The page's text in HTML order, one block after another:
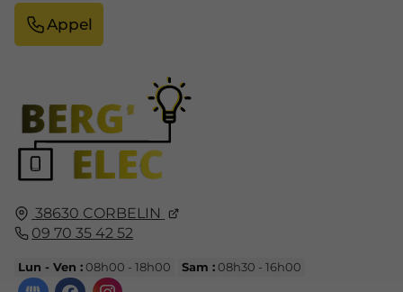
38630 CORBELIN
09 70 35 42 52
Lun - Ven : 08h00 - 18h00 Sam : 08h30 - 16h00
Appel